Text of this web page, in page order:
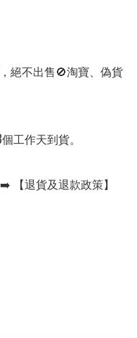
絕不出售🚫淘寶、偽貨
工作天到貨。
【退貨及退款政策】